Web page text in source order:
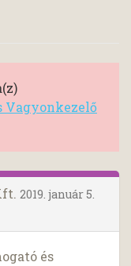
Vagyonkezelő
2019. január 5.
és